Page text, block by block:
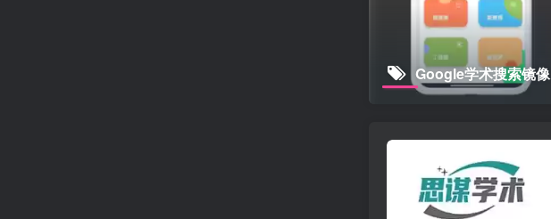
Google学术搜索镜像